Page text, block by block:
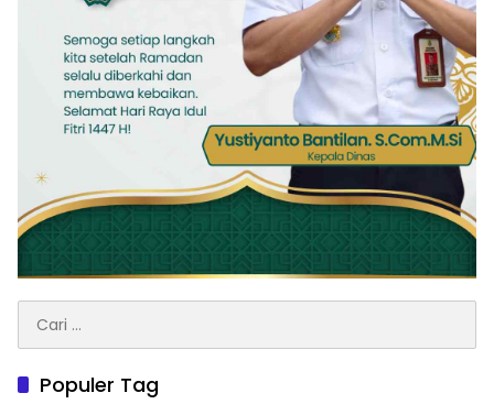
untuk:
Populer Tag